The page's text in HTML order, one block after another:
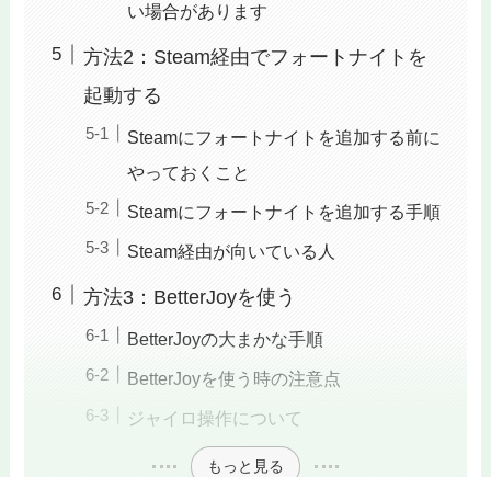
い場合があります
方法2：Steam経由でフォートナイトを
起動する
Steamにフォートナイトを追加する前に
やっておくこと
Steamにフォートナイトを追加する手順
Steam経由が向いている人
方法3：BetterJoyを使う
BetterJoyの大まかな手順
BetterJoyを使う時の注意点
ジャイロ操作について
もっと見る